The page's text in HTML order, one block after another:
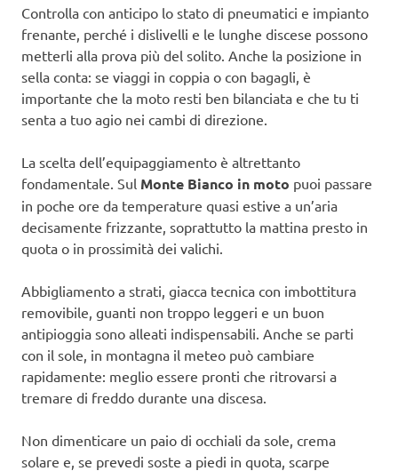
Controlla con anticipo lo stato di pneumatici e impianto
frenante, perché i dislivelli e le lunghe discese possono
metterli alla prova più del solito. Anche la posizione in
sella conta: se viaggi in coppia o con bagagli, è
importante che la moto resti ben bilanciata e che tu ti
senta a tuo agio nei cambi di direzione.
La scelta dell’equipaggiamento è altrettanto
fondamentale. Sul Monte Bianco in moto puoi passare
in poche ore da temperature quasi estive a un’aria
decisamente frizzante, soprattutto la mattina presto in
quota o in prossimità dei valichi.
Abbigliamento a strati, giacca tecnica con imbottitura
removibile, guanti non troppo leggeri e un buon
antipioggia sono alleati indispensabili. Anche se parti
con il sole, in montagna il meteo può cambiare
rapidamente: meglio essere pronti che ritrovarsi a
tremare di freddo durante una discesa.
Non dimenticare un paio di occhiali da sole, crema
solare e, se prevedi soste a piedi in quota, scarpe